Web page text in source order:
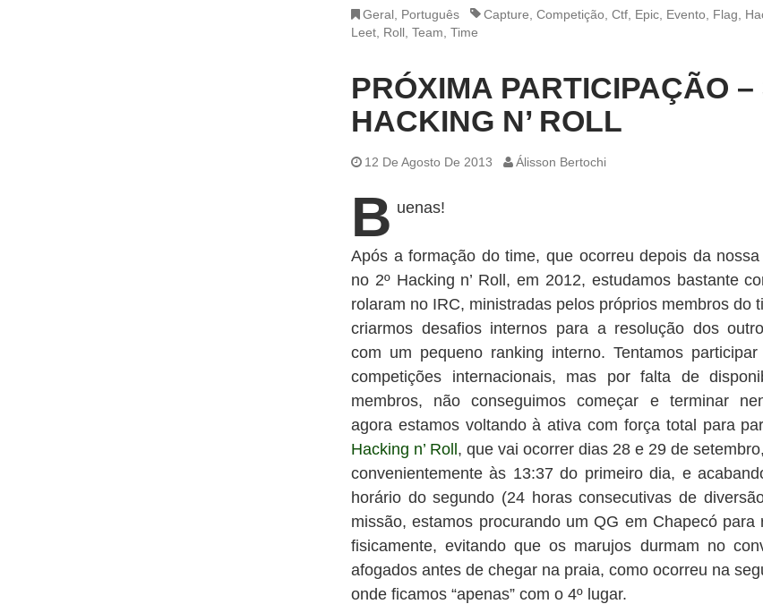
Geral Português Capture Competição Ctf Epic Evento Flag
Leet Roll Team Time
PRÓXIMA PARTICIPAÇÃO –
HACKING N’ ROLL
12 De Agosto De 2013 Álisson Bertochi
B uenas!
Após a formação do time, que ocorreu depois da
no 2º Hacking n’ Roll, em 2012, estudamos bastante
rolaram no IRC, ministradas pelos próprios membros do
criarmos desafios internos para a resolução dos
com um pequeno ranking interno. Tentamos
competições internacionais, mas por falta de
membros, não conseguimos começar e terminar
agora estamos voltando à ativa com força total para
Hacking n’ Roll, que vai ocorrer dias 28 e 29 de
convenientemente às 13:37 do primeiro dia, e
horário do segundo (24 horas consecutivas de
missão, estamos procurando um QG em Chapecó para
fisicamente, evitando que os marujos durmam no
afogados antes de chegar na praia, como ocorreu na
onde ficamos “apenas” com o 4º lugar.